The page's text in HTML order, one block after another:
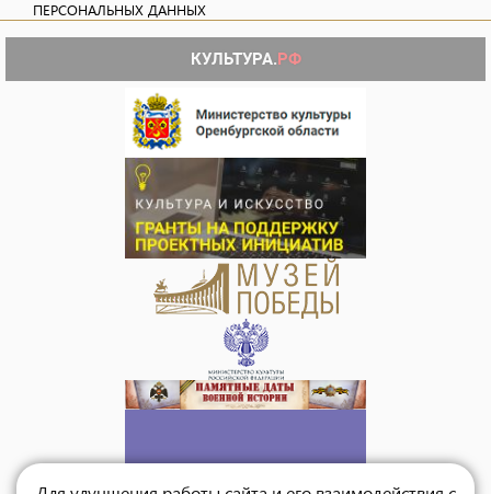
ПЕРСОНАЛЬНЫХ ДАННЫХ